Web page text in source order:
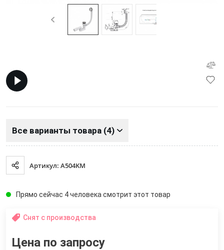
Все варианты товара (4)
Артикул: A504KM
Прямо сейчас 4 человека смотрит этот товар
Снят с производства
Цена по запросу